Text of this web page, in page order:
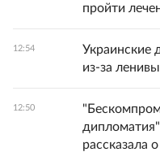
пройти
12:54
Украинские
из-за
12:50
рассказала